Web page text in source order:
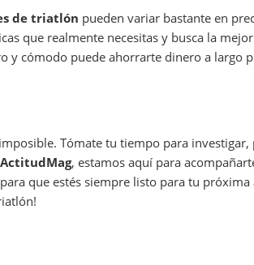
de triatlón pueden variar bastante en
que realmente necesitas y busca la
y cómodo puede ahorrarte dinero a largo
Tómate tu tiempo para investigar,
ActitudMag, estamos aquí para
que estés siempre listo para tu próxima